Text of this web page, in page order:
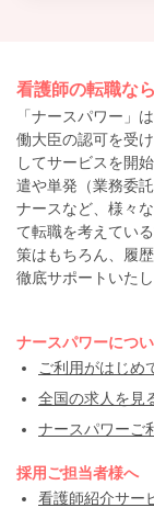
看護師の転職な
「ナースパワー」
働大臣の認可を受
してサービスを開
遣や単発（業務委
ナースなど、様々
て転職を考えてい
策はもちろん、履
徹底サポートいたし
ナースパワーにつ
ご利用がはじめ
全国の求人を見
ナースパワーご
採用ご担当者様へ
看護師紹介サー